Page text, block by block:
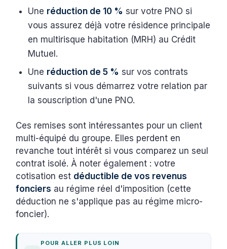
Une réduction de 10 % sur votre PNO si
vous assurez déjà votre résidence principale
en multirisque habitation (MRH) au Crédit
Mutuel.
Une réduction de 5 % sur vos contrats
suivants si vous démarrez votre relation par
la souscription d'une PNO.
Ces remises sont intéressantes pour un client
multi-équipé du groupe. Elles perdent en
revanche tout intérêt si vous comparez un seul
contrat isolé. À noter également : votre
cotisation est déductible de vos revenus
fonciers au régime réel d'imposition (cette
déduction ne s'applique pas au régime micro-
foncier).
POUR ALLER PLUS LOIN